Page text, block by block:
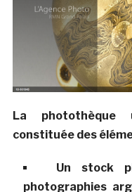
La photothèque
constituée des
Un stock
photographies